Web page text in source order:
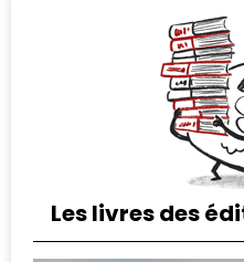
Les livres des